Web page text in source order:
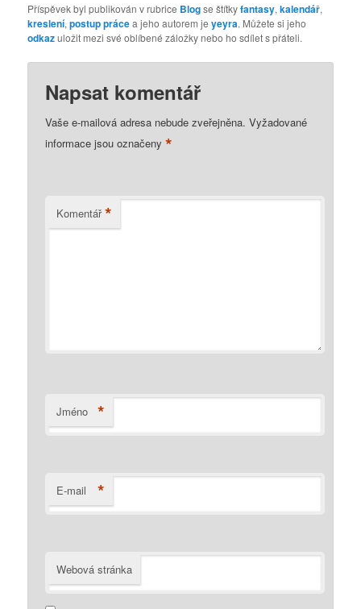
Příspěvek byl publikován v rubrice Blogse štítkyfantasy,kalendář,
kreslení,postup prácea jeho autorem jeyeyra. Můžete si jeho
odkazuložit mezi své oblíbené záložky nebo ho sdílet s přáteli.
Napsat komentář
Vaše e-mailová adresa nebude zveřejněna. Vyžadované
informace jsou označeny*
Komentář *
Jméno *
E-mail *
Webová stránka